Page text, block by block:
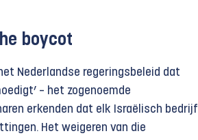
boycot
Nederlandse regeringsbeleid dat
– het zogenoemde
erkenden dat elk Israëlisch bedrijf
Het weigeren van die